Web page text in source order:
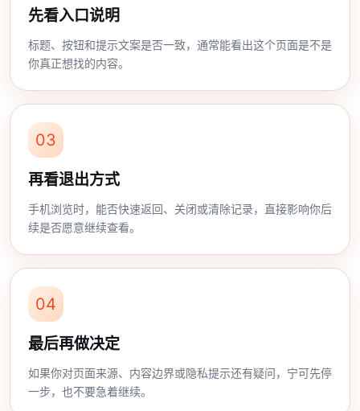
先看入口说明
标题、按钮和提示文案是否一致，通常能看出这个页面是不是
你真正想找的内容。
03
再看退出方式
手机浏览时，能否快速返回、关闭或清除记录，直接影响你后
续是否愿意继续查看。
04
最后再做决定
如果你对页面来源、内容边界或隐私提示还有疑问，宁可先停
一步，也不要急着继续。